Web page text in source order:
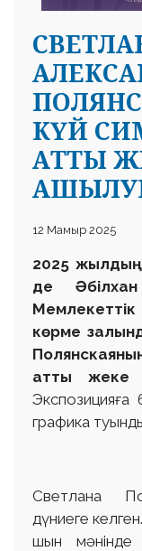
КҮЙ
АТТЫ
12 Мамыр 2025
2025
де
көрме
атты жеке
графика
Светлана
дүниеге
шын мәнінде